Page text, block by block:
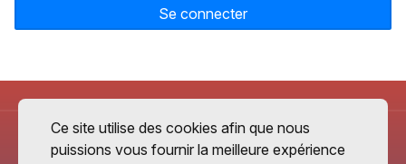
Se connecter
Ce site utilise des cookies afin que nous
puissions vous fournir la meilleure expérience